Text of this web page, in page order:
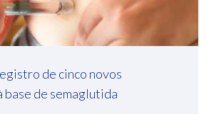
de cinco novos
base de semaglutida